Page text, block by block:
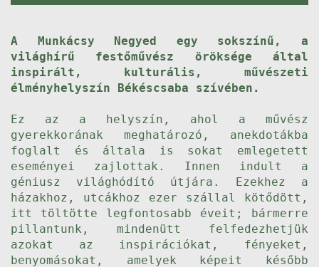
A Munkácsy Negyed egy sokszínű, a
világhírű festőművész öröksége által
inspirált, kulturális, művészeti
élményhelyszín Békéscsaba szívében.
Ez az a helyszín, ahol a művész
gyerekkorának meghatározó, anekdotákba
foglalt és általa is sokat emlegetett
eseményei zajlottak. Innen indult a
géniusz világhódító útjára. Ezekhez a
házakhoz, utcákhoz ezer szállal kötődött,
itt töltötte legfontosabb éveit; bármerre
pillantunk, mindenütt felfedezhetjük
azokat az inspirációkat, fényeket,
benyomásokat, amelyek képeit később